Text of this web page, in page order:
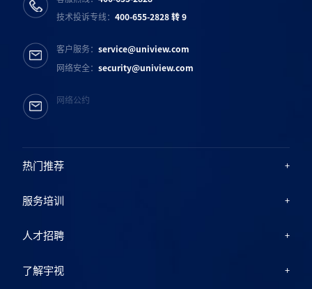
热门推荐
服务培训
人才招聘
了解宇视
技术投诉专线：400-655-2828 转 9
客户服务：service@uniview.com
网络安全：security@uniview.com
网络公约